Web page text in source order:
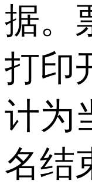
据。
打印
计为
名结